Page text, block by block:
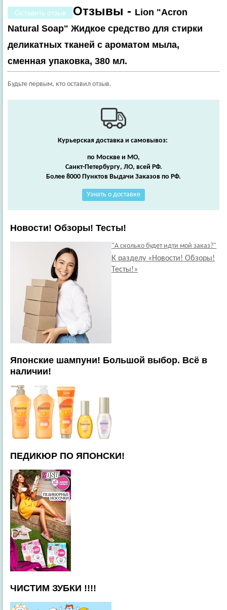
Оставить отзыв Отзывы - Lion "Acron
Natural Soap" Жидкое средство для стирки
деликатных тканей с ароматом мыла,
сменная упаковка, 380 мл.
Будьте первым, кто оставил отзыв.
Курьерская доставка и самовывоз:
по Москве и МО,
Санкт-Петербургу, ЛО, всей РФ.
Более 8000 Пунктов Выдачи Заказов по РФ.
Узнать о доставке
Новости! Обзоры! Тесты!
"А сколько будет идти мой заказ?"
К разделу «Новости! Обзоры!
Тесты!»
Японские шампуни! Большой выбор. Всё в
наличии!
ПЕДИКЮР ПО ЯПОНСКИ!
ЧИСТИМ ЗУБКИ !!!!